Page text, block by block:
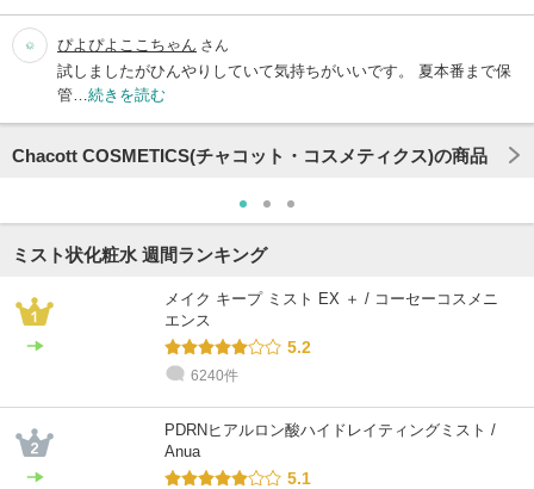
ぴよぴよここちゃん さん
試しましたがひんやりしていて気持ちがいいです。 夏本番まで保
管… 続きを読む
Chacott COSMETICS(チャコット・コスメティクス)の商品
ミスト状化粧水 週間ランキング
メイク キープ ミスト EX ＋ / コーセーコスメニ
エンス
5.2
6240件
PDRNヒアルロン酸ハイドレイティングミスト /
Anua
5.1